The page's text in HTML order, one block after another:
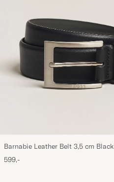
Barnabie Leather Belt 3,5 cm Black
599,-